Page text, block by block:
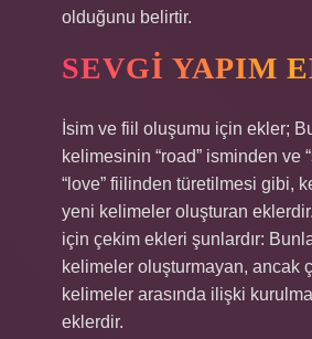
olduğunu belirtir.
SEVGI YAPIM
İsim ve fiil oluşumu için ekler;
kelimesinin “road” isminden ve
“love” fiilinden türetilmesi gibi,
yeni kelimeler oluşturan
için çekim ekleri şunlardır:
kelimeler oluşturmayan, ancak
kelimeler arasında ilişki
eklerdir.